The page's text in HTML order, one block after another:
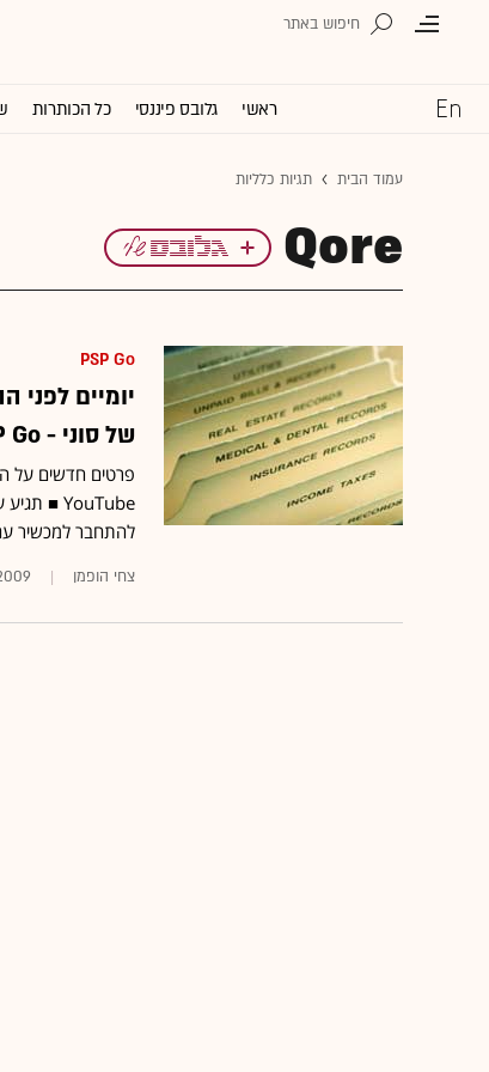
ראשי גלובס פיננסי כל הכותרות
עמוד הבית תגיות כלליות
Qore
PSP Go
יומיים
של סוני - PSP Go
להתחבר למכשיר עם
צחי הופמן